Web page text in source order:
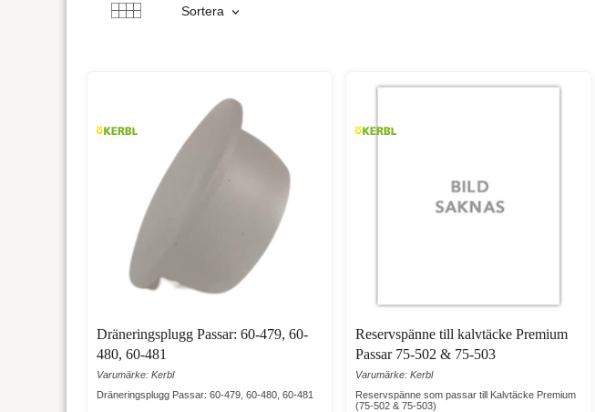
Sortera
Dräneringsplugg Passar: 60-479, 60-
480, 60-481
Varumärke: Kerbl
Dräneringsplugg Passar: 60-479, 60-480, 60-481
Reservspänne till kalvtäcke Premium
Passar 75-502 & 75-503
Varumärke: Kerbl
Reservspänne som passar till Kalvtäcke Premium
(75-502 & 75-503)